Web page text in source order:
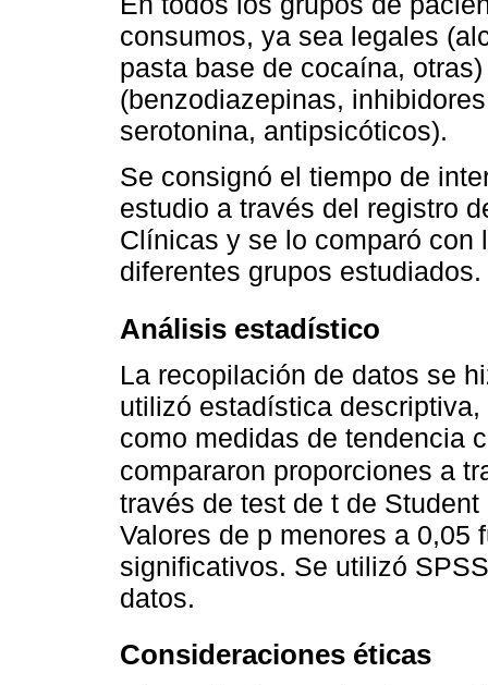
consumos, ya sea legales
pasta base de cocaína,
(benzodiazepinas,
serotonina, antipsicóticos).
Se consignó el tiempo de
estudio a través del registro
Clínicas y se lo comparó con
diferentes grupos estudiados.
Análisis estadístico
La recopilación de datos se
utilizó estadística
como medidas de tendencia
compararon proporciones a
través de test de t de
Valores de p menores a 0,05
significativos. Se utilizó
datos.
Consideraciones éticas